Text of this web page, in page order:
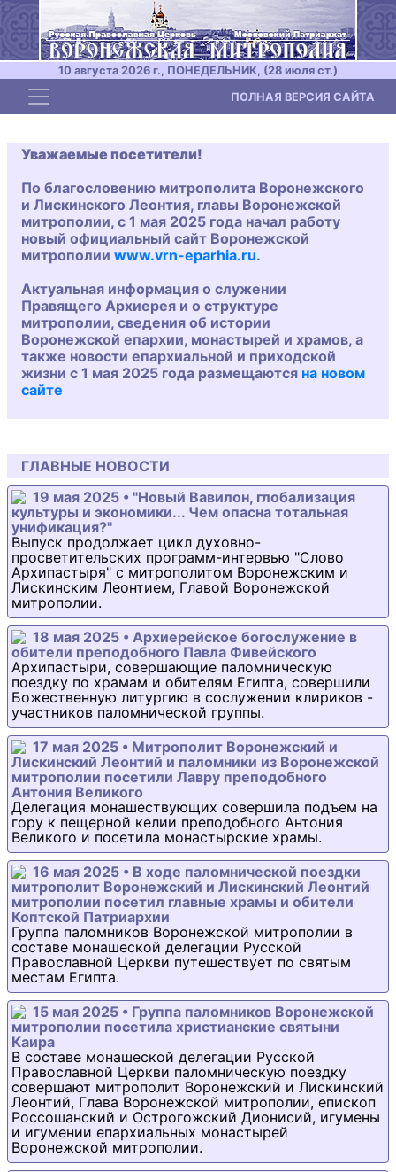
10 августа 2026 г., ПОНЕДЕЛЬНИК, (28 июля ст.)
Toggle navigation ПОЛНАЯ ВЕРСИЯ САЙТА
Уважаемые посетители!
По благословению митрополита Воронежского
и Лискинского Леонтия, главы Воронежской
митрополии, с 1 мая 2025 года начал работу
новый официальный сайт Воронежской
митрополии www.vrn-eparhia.ru.
Актуальная информация о служении
Правящего Архиерея и о структуре
митрополии, сведения об истории
Воронежской епархии, монастырей и храмов, а
также новости епархиальной и приходской
жизни с 1 мая 2025 года размещаются на новом
сайте
ГЛАВНЫЕ НОВОСТИ
19 мая 2025 • "Новый Вавилон, глобализация
культуры и экономики... Чем опасна тотальная
унификация?"
Выпуск продолжает цикл духовно-
просветительских программ-интервью "Слово
Архипастыря" с митрополитом Воронежским и
Лискинским Леонтием, Главой Воронежской
митрополии.
18 мая 2025 • Архиерейское богослужение в
обители преподобного Павла Фивейского
Архипастыри, совершающие паломническую
поездку по храмам и обителям Египта, совершили
Божественную литургию в сослужении клириков -
участников паломнической группы.
17 мая 2025 • Митрополит Воронежский и
Лискинский Леонтий и паломники из Воронежской
митрополии посетили Лавру преподобного
Антония Великого
Делегация монашествующих совершила подъем на
гору к пещерной келии преподобного Антония
Великого и посетила монастырские храмы.
16 мая 2025 • В ходе паломнической поездки
митрополит Воронежский и Лискинский Леонтий
митрополии посетил главные храмы и обители
Коптской Патриархии
Группа паломников Воронежской митрополии в
составе монашеской делегации Русской
Православной Церкви путешествует по святым
местам Египта.
15 мая 2025 • Группа паломников Воронежской
митрополии посетила христианские святыни
Каира
В составе монашеской делегации Русской
Православной Церкви паломническую поездку
совершают митрополит Воронежский и Лискинский
Леонтий, Глава Воронежской митрополии, епископ
Россошанский и Острогожский Дионисий, игумены
и игумении епархиальных монастырей
Воронежской митрополии.